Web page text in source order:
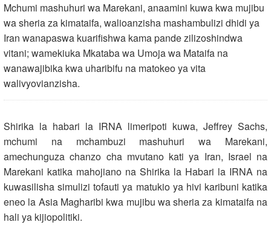
Mchumi mashuhuri wa Marekani, anaamini kuwa kwa mujibu
wa sheria za kimataifa, walioanzisha mashambulizi dhidi ya
Iran wanapaswa kuarifishwa kama pande zilizoshindwa
vitani; wamekiuka Mkataba wa Umoja wa Mataifa na
wanawajibika kwa uharibifu na matokeo ya vita
walivyovianzisha.
Shirika la habari la IRNA limeripoti kuwa, Jeffrey Sachs,
mchumi na mchambuzi mashuhuri wa Marekani,
amechunguza chanzo cha mvutano kati ya Iran, Israel na
Marekani katika mahojiano na Shirika la Habari la IRNA na
kuwasilisha simulizi tofauti ya matukio ya hivi karibuni katika
eneo la Asia Magharibi kwa mujibu wa sheria za kimataifa na
hali ya kijiopolitiki.